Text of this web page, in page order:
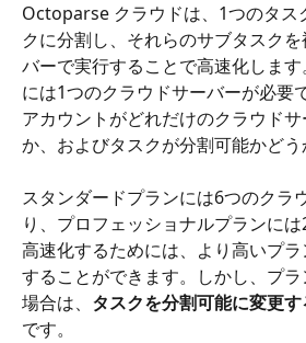
Octoparse クラウドは、1つのタス
クに分割し、それらのサブタスク
バーで実行することで高速化しま
には1つのクラウドサーバーが必要
アカウントがどれだけのクラウド
か、およびタスクが分割可能かどう
スタンダードプランには6つのクラ
り、プロフェッショナルプランに
高速化するためには、より高いプ
することができます。しかし、プ
場合は、 タスクを分割可能に変更
です。